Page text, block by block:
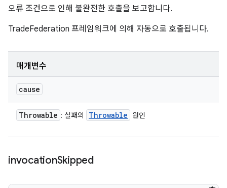
오류 조건으로 인해 불완전한 호출을 보고합니다.
TradeFederation 프레임워크에 의해 자동으로 호출됩니다.
매개변수
cause
Throwable : 실패의 Throwable 원인
invocationSkipped